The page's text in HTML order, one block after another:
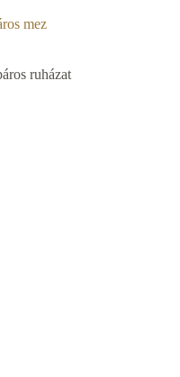
mez
ruházat